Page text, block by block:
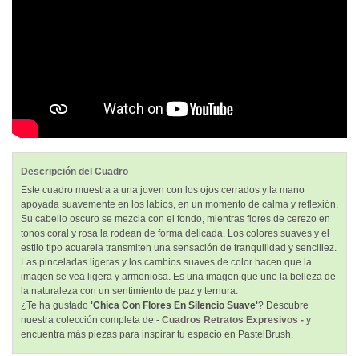
Descripción del Cuadro
Este cuadro muestra a una joven con los ojos cerrados y la mano
apoyada suavemente en los labios, en un momento de calma y reflexión.
Su cabello oscuro se mezcla con el fondo, mientras flores de cerezo en
tonos coral y rosa la rodean de forma delicada. Los colores suaves y el
estilo tipo acuarela transmiten una sensación de tranquilidad y sencillez.
Las pinceladas ligeras y los cambios suaves de color hacen que la
imagen se vea ligera y armoniosa. Es una imagen que une la belleza de
la naturaleza con un sentimiento de paz y ternura.
¿Te ha gustado 'Chica Con Flores En Silencio Suave'? Descubre
nuestra colección completa de - Cuadros Retratos Expresivos - y
encuentra más piezas para inspirar tu espacio en PastelBrush.